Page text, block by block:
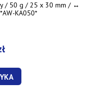
/ 50 g / 25 x 30 mm / ↔︎
KA050*